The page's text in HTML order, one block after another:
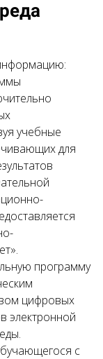
учебные
для
программу
цифровых
электронной
с